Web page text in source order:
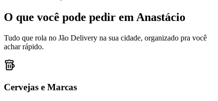
O que você pode pedir emAnastácio
Tudo que rola no Jão Delivery na sua cidade, organizado pra você
achar rápido.
Cervejas e Marcas